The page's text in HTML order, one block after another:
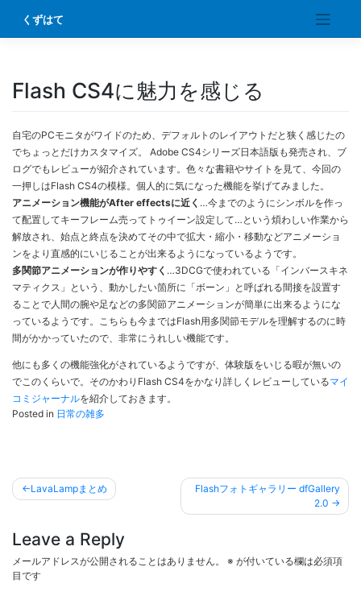
content
くずはて
Flash CS4に魅力を感じる
自宅のPCモニタがワイドのため、デフォルトのレイアウトだと狭く感じたの
でちょっとだけカスタマイズ。 Adobe CS4シリーズ日本語版も発売され、ブ
ログでもレビューが紹介されています。色々な書籍やサイトを見て、今回の
一押しはFlash CS4の模様。個人的に気になった機能を挙げてみました。
アニメーション機能がAfter effectsに近く …今までのようにシンボルを作っ
て配置してキーフレーム売ってトゥイーン設定して…という煩わしい作業から
解放され、始点と終点を決めてその中で拡大・縮小・移動などアニメーショ
ンをより直感的にいじることが出来るようになっているようです。
多関節アニメーションが作りやすく …3DCGで使われている「インバースキネ
マティクス」という、動かしたい箇所に「ボーン」と呼ばれる間接を設置す
ることで人間の腕や足などの多関節アニメーションが簡単に出来るようにな
っているようです。こちらも今まではFlash用多関節モデルを理解するのに時
間がかかっていたので、非常にうれしい機能です。
他にも多くの機能強化がされているようですが、体験版をいじる暇が無いの
でこのくらいで。そのかわりFlash CS4をかなり詳しくレビューしているマイ
コミジャーナルを紹介しておきます。
Posted in 日常の雑多
投
稿
ナ
ビ
ゲ
ー
LavaLampまとめ
Flashフォトギャラリー dfGallery
2.0
Leave a Reply
メールアドレスが公開されることはありません。 ※ が付いている欄は必須項
目です